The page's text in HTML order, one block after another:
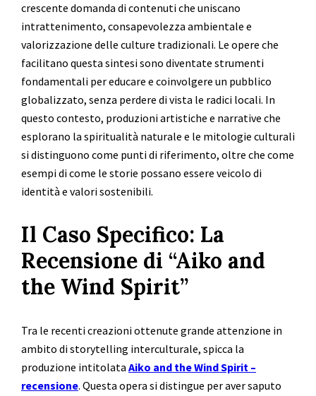
crescente domanda di contenuti che uniscano
intrattenimento, consapevolezza ambientale e
valorizzazione delle culture tradizionali. Le opere che
facilitano questa sintesi sono diventate strumenti
fondamentali per educare e coinvolgere un pubblico
globalizzato, senza perdere di vista le radici locali. In
questo contesto, produzioni artistiche e narrative che
esplorano la spiritualità naturale e le mitologie culturali
si distinguono come punti di riferimento, oltre che come
esempi di come le storie possano essere veicolo di
identità e valori sostenibili.
Il Caso Specifico: La
Recensione di “Aiko and
the Wind Spirit”
Tra le recenti creazioni ottenute grande attenzione in
ambito di storytelling interculturale, spicca la
produzione intitolata Aiko and the Wind Spirit –
recensione. Questa opera si distingue per aver saputo